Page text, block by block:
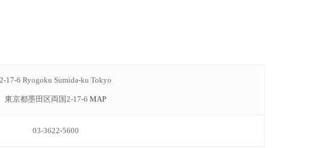
2-17-6 Ryogoku Sumida-ku Tokyo
東京都墨田区両国2-17-6 MAP
03-3622-5600